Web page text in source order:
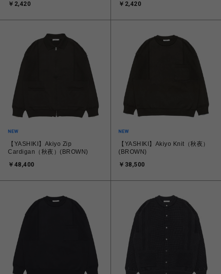
￥2,420
￥2,420
【YASHIKI】Akiyo Zip
Cardigan（秋夜）(BROWN)
￥48,400
【YASHIKI】Akiyo Knit（秋夜）
(BROWN)
￥38,500